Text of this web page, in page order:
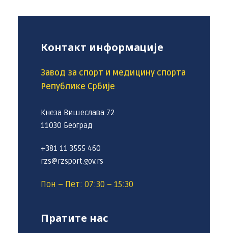
Контакт информације
Завод за спорт и медицину спорта
Републике Србије
Кнеза Вишеслава 72
11030 Београд
+381 11 3555 460
rzs@rzsport.gov.rs
Пон – Пет: 07:30 – 15:30
Пратите нас